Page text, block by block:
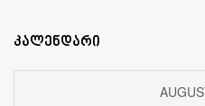
კალენდარი